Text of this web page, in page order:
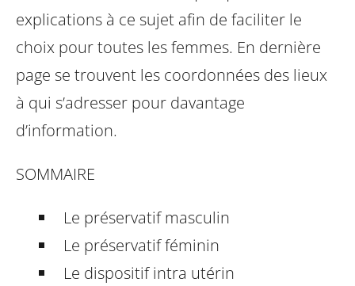
explications à ce sujet afin de faciliter le
choix pour toutes les femmes. En dernière
page se trouvent les coordonnées des lieux
à qui s’adresser pour davantage
d’information.
SOMMAIRE
Le préservatif masculin
Le préservatif féminin
Le dispositif intra utérin